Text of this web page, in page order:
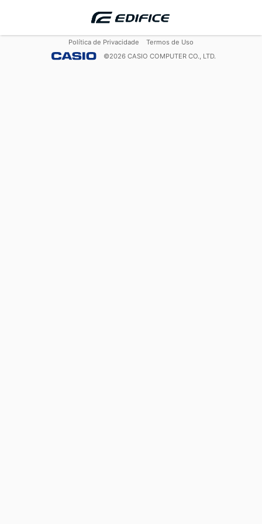
Política de Privacidade
Termos de Uso
©2026 CASIO COMPUTER CO., LTD.